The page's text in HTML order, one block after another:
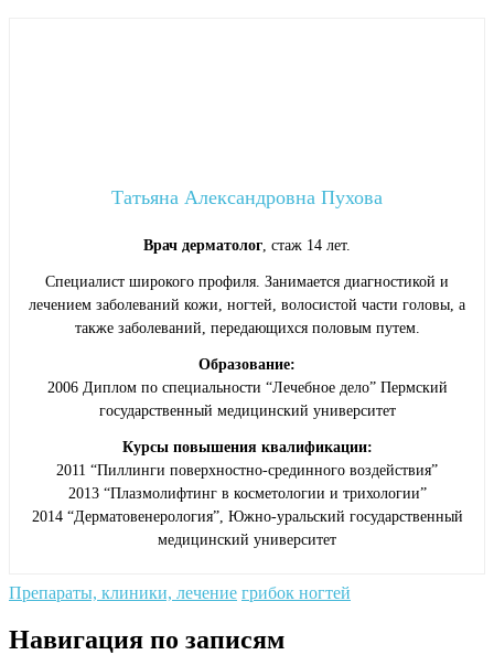
Татьяна Александровна Пухова
Врач дерматолог , стаж 14 лет.
Специалист широкого профиля. Занимается диагностикой и
лечением заболеваний кожи, ногтей, волосистой части головы, а
также заболеваний, передающихся половым путем.
Образование:
2006 Диплом по специальности “Лечебное дело” Пермский
государственный медицинский университет
Курсы повышения квалификации:
2011 “Пиллинги поверхностно-срединного воздействия”
2013 “Плазмолифтинг в косметологии и трихологии”
2014 “Дерматовенерология”, Южно-уральский государственный
медицинский университет
Препараты, клиники, лечение грибок ногтей
Навигация по записям